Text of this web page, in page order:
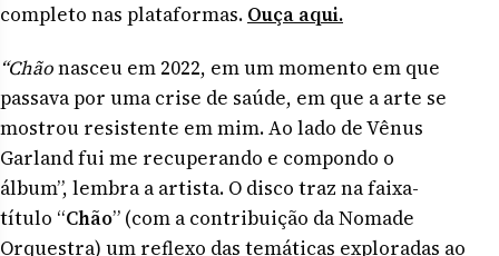
completo nas plataformas. Ouça aqui.
“Chãonasceu em 2022, em um momento em que
passava por uma crise de saúde, em que a arte se
mostrou resistente em mim. Ao lado de Vênus
Garland fui me recuperando e compondo o
álbum”, lembra a artista. O disco traz na faixa-
título “Chão” (com a contribuição da Nomade
Orquestra) um reflexo das temáticas exploradas ao